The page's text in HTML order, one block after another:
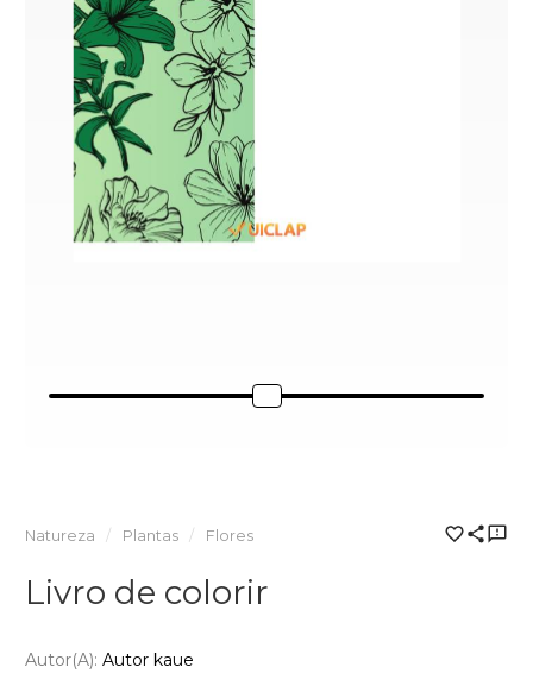
Natureza Plantas Flores
Livro de colorir
Autor(a): Autor kaue